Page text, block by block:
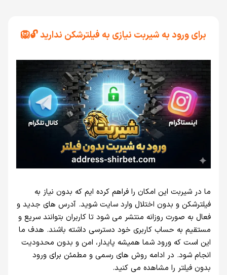
برای ورود به شیربت نیازی به فیلترشکن ندارید 🔓🦁
ما در شیربت این امکان را فراهم کرده‌ ایم که بدون نیاز به
فیلترشکن و بدون اختلال وارد سایت شوید. آدرس‌ های جدید و
فعال به‌ صورت روزانه منتشر می‌ شود تا کاربران بتوانند سریع و
مستقیم به حساب کاربری خود دسترسی داشته باشند. هدف ما
این است که ورود شما همیشه پایدار، امن و بدون محدودیت
انجام شود. در ادامه روش‌ های رسمی و مطمئن برای ورود
بدون فیلتر را مشاهده می‌ کنید.